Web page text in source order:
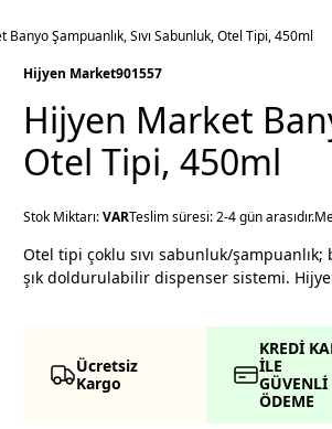
Banyo Şampuanlık, Sıvı Sabunluk, Otel Tipi, 450ml
Hijyen Market901557
Hijyen Market
Otel Tipi, 450ml
Stok Miktarı:VARTeslim süresi: 2-4 gün arasıdır.
Otel tipi çoklu sıvı sabunluk/
şık doldurulabilir dispenser sistemi.
Ücretsiz
Kargo
KREDİ
İLE
GÜVENLİ
ÖDEME